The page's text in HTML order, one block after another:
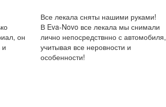
он
и
Все лекала сняты нашими руками!
В Eva-Novo все лекала мы снимали
лично непосредствнно с автомобиля,
учитывая все неровности и
особенности!